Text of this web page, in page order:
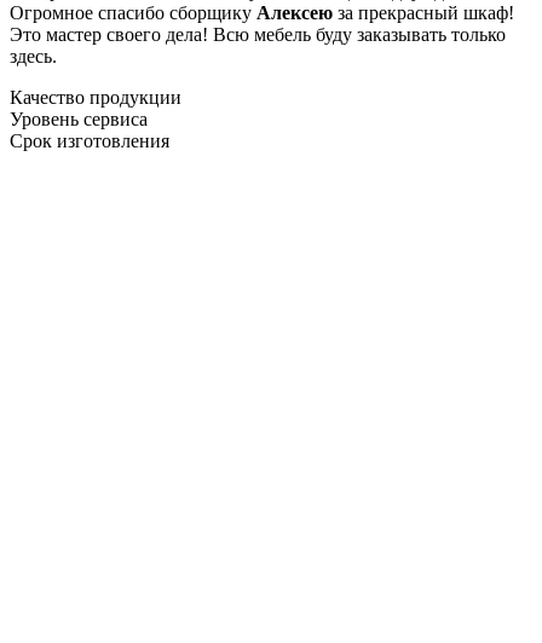
Огромное спасибо сборщику Алексею за прекрасный шкаф!
Это мастер своего дела! Всю мебель буду заказывать только
здесь.
Качество продукции
Уровень сервиса
Срок изготовления